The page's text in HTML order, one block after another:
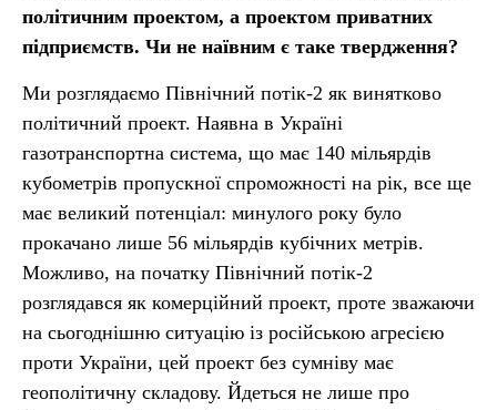
політичним проектом, а проектом приватних
підприємств. Чи не наївним є таке твердження?
Ми розглядаємо Північний потік-2 як винятково
політичний проект. Наявна в Україні
газотранспортна система, що має 140 мільярдів
кубометрів пропускної спроможності на рік, все ще
має великий потенціал: минулого року було
прокачано лише 56 мільярдів кубічних метрів.
Можливо, на початку Північний потік-2
розглядався як комерційний проект, проте зважаючи
на сьогоднішню ситуацію із російською агресією
проти України, цей проект без сумніву має
геополітичну складову. Йдеться не лише про